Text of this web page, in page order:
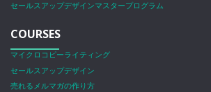
セールスアップデザインマスタープログラム
COURSES
マイクロコピーライティング
セールスアップデザイン
売れるメルマガの作り方